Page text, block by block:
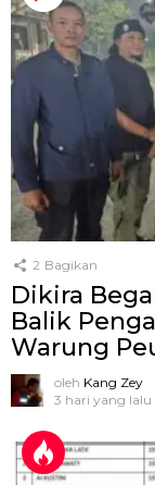
2 Bagikan
Dikira
Balik
Warung
oleh Kang Zey
3 hari yang lalu